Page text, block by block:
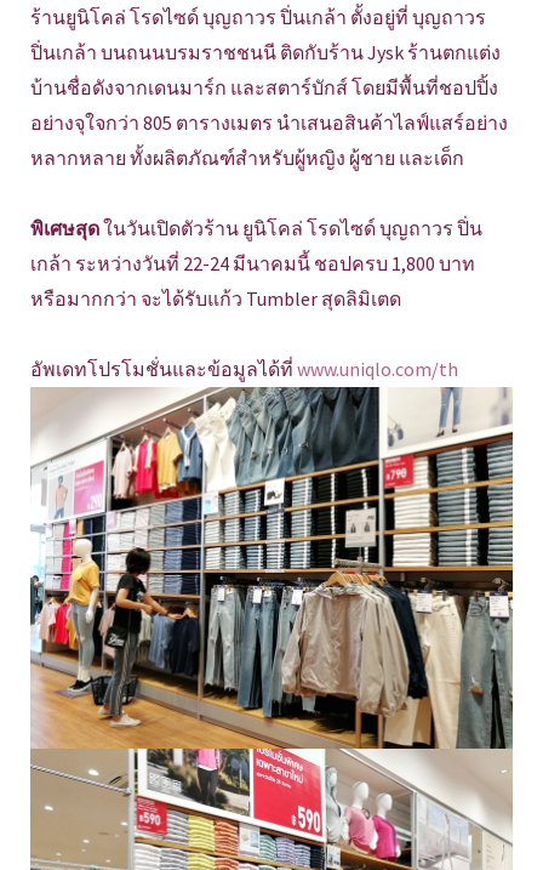
ร้านยูนิโคล่ โรดไซด์ บุญถาวร ปิ่นเกล้า ตั้งอยู่ที่ บุญถาวร
ปิ่นเกล้า บนถนนบรมราชชนนี ติดกับร้าน Jysk ร้านตกแต่ง
บ้านชื่อดังจากเดนมาร์ก และสตาร์บักส์ โดยมีพื้นที่ชอปปิ้ง
อย่างจุใจกว่า 805 ตารางเมตร นำเสนอสินค้าไลฟ์แสร์อย่าง
หลากหลาย ทั้งผลิตภัณฑ์สำหรับผู้หญิง ผู้ชาย และเด็ก
พิเศษสุดในวันเปิดตัวร้าน ยูนิโคล่ โรดไซด์ บุญถาวร ปิ่น
เกล้า ระหว่างวันที่ 22-24 มีนาคมนี้ ชอปครบ 1,800 บาท
หรือมากกว่า จะได้รับแก้ว Tumbler สุดลิมิเตด
อัพเดทโปรโมชั่นและข้อมูลได้ที่ www.uniqlo.com/th